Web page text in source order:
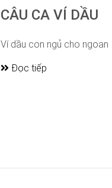
CÂU CA VÍ DẦU
Ví dầu con ngủ cho ngoan
Đọc tiếp